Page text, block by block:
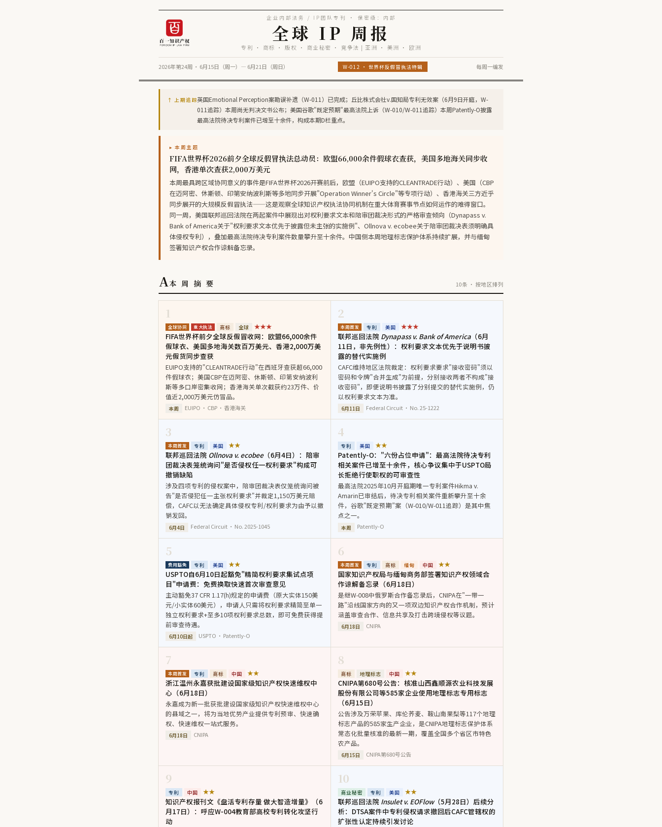
企业内部法务 / IP团队专刊 · 保密级：内部
全球 IP 周报
专利 · 商标 · 版权 · 商业秘密 · 竞争法 | 亚洲 · 美洲 · 欧洲
2026年第24周 · 6月15日（周一）— 6月21日（周日） W-012 · 世界杯反假冒执法特辑 每周一编发
↑ 上期追踪英国Emotional Perception案勘误补遗（W-011）已完成；丘比株式会社v.国知局专利无效案（6月9日开庭，W-
011追踪）本周尚无判决文书公布；美国谷歌"既定预期"最高法院上诉（W-010/W-011追踪）本周Patently-O披露
最高法院待决专利案件已增至十余件，构成本期D栏重点。
▸ 本周主题
FIFA世界杯2026前夕全球反假冒执法总动员：欧盟66,000余件假球衣查获，美国多地海关同步收
网，香港单次查获2,000万美元
本周最具跨区域协同意义的事件是FIFA世界杯2026开赛前后，欧盟（EUIPO支持的CLEANTRADE行动）、美国（CBP
在迈阿密、休斯顿、印第安纳波利斯等多地同步开展"Operation Winner's Circle"等专项行动）、香港海关三方近乎
同步展开的大规模反假冒执法——这是观察全球知识产权执法协同机制在重大体育赛事节点如何运作的难得窗口。
同一周，美国联邦巡回法院在两起案件中展现出对权利要求文本和陪审团裁决形式的严格审查倾向（Dynapass v.
Bank of America关于"权利要求文本优先于披露但未主张的实施例"、Ollnova v. ecobee关于陪审团裁决表须明确具
体侵权专利），叠加最高法院待决专利案件数量攀升至十余件。中国侧本周地理标志保护体系持续扩展，并与缅甸
签署知识产权合作谅解备忘录。
A本 周 摘 要 10条 · 按地区排列
1
全球协同 重大执法 商标 全球 ★★★
FIFA世界杯前夕全球反假冒收网：欧盟66,000余件
假球衣、美国多地海关数百万美元、香港2,000万美
元假货同步查获
EUIPO支持的"CLEANTRADE行动"在西班牙查获超66,000
件假球衣；美国CBP在迈阿密、休斯顿、印第安纳波利
斯等多口岸密集收网；香港海关单次截获约23万件、价
值近2,000万美元仿冒品。
本周 EUIPO · CBP · 香港海关
2
本周首发 专利 美国 ★★★
联邦巡回法院 Dynapass v. Bank of America （6月
11日，非先例性）：权利要求文本优先于说明书披
露的替代实施例
CAFC维持地区法院裁定：权利要求要求"接收密码"须以
密码和令牌"合并生成"为前提，分别接收两者不构成"接
收密码"，即便说明书披露了分别提交的替代实施例，仍
以权利要求文本为准。
6月11日 Federal Circuit · No. 25-1222
3
本周首发 专利 美国 ★★
联邦巡回法院 Ollnova v. ecobee（6月4日）：陪审
团裁决表笼统询问"是否侵权任一权利要求"构成可
撤销缺陷
涉及四项专利的侵权案中，陪审团裁决表仅笼统询问被
告"是否侵犯任一主张权利要求"并裁定1,150万美元赔
偿，CAFC以无法确定具体侵权专利/权利要求为由予以撤
销发回。
6月4日 Federal Circuit · No. 2025-1045
4
专利 美国 ★★
Patently-O："六份占位申请"：最高法院待决专利
相关案件已增至十余件，核心争议集中于USPTO局
长拒绝行使职权的可审查性
最高法院2025年10月开庭期唯一专利案件Hikma v.
Amarin已审结后，待决专利相关案件重新攀升至十余
件，谷歌"既定预期"案（W-010/W-011追踪）是其中焦
点之一。
本周 Patently-O
5
费用豁免 专利 美国 ★★
USPTO自6月10日起豁免"精简权利要求集试点项
目"申请费：免费换取快速首次审查意见
主动豁免37 CFR 1.17(h)规定的申请费（原大实体150美
元/小实体60美元），申请人只需将权利要求精简至单一
独立权利要求+至多10项权利要求总数，即可免费获得提
前审查待遇。
6月10日起 USPTO · Patently-O
6
本周首发 专利 商标 缅甸 中国 ★★
国家知识产权局与缅甸商务部签署知识产权领域合
作谅解备忘录（6月18日）
是继W-008中俄罗斯合作备忘录后，CNIPA在"一带一
路"沿线国家方向的又一项双边知识产权合作机制，预计
涵盖审查合作、信息共享及打击跨境侵权等议题。
6月18日 CNIPA
7
本周首发 专利 商标 中国 ★★
浙江温州永嘉获批建设国家级知识产权快速维权中
心（6月18日）
永嘉成为新一批获批建设国家级知识产权快速维权中心
的县域之一，将为当地优势产业提供专利预审、快速确
权、快速维权一站式服务。
6月18日 CNIPA
8
商标 地理标志 中国 ★★
CNIPA第680号公告：核准山西鑫顺源农业科技发展
股份有限公司等585家企业使用地理标志专用标志
（6月15日）
公告涉及万荣苹果、库伦荞麦、鞍山南果梨等117个地理
标志产品的585家生产企业，是CNIPA地理标志保护体系
常态化批量核准的最新一期，覆盖全国多个省区市特色
农产品。
6月15日 CNIPA第680号公告
9
专利 中国 ★★
知识产权报刊文《盘活专利存量 做大智造增量》（6
月17日）：呼应W-004教育部高校专利转化攻坚行
动
10
商业秘密 专利 美国 ★★
联邦巡回法院 Insulet v. EOFlow（5月28日）后续分
析：DTSA案件中专利侵权请求撤回后CAFC管辖权的
扩张性认定持续引发讨论